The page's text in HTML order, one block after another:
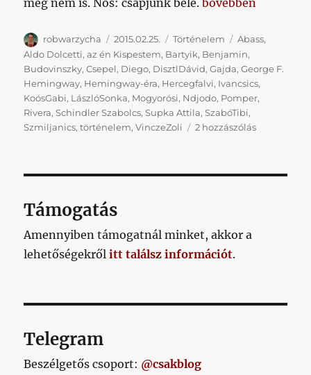
meg nem is. Nos: csapjunk bele. bővebben
Szerző
robwarzycha Közzétéve
2015.02.25. Kategória
Történelem Címke
Abass,
Aldo Dolcetti,az én Kispestem, Bartyik, Benjamin,
Budovinszky,Csepel, Diego, DisztlDávid,Gajda,George F.
Hemingway, Hemingway-éra, Hercegfalvi, Ivancsics,
KoósGabi, LászlóSonka, Mogyorósi, Ndjodo, Pomper,
Rivera,Schindler Szabolcs,Supka Attila,SzabóTibi,
Szmiljanics,történelem,VinczeZoli 2 hozzászólásAz
Támogatás
Amennyiben támogatnál minket, akkor a
lehetőségekrőlitt találsz információt.
Telegram
Beszélgetős csoport: @csakblog